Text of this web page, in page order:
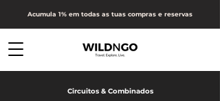
Acumula 1% em todas as tuas compras e reservas
Circuitos & Combinados